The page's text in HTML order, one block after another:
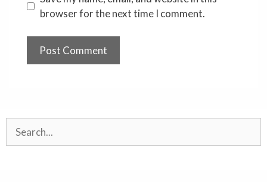
browser for the next time I comment.